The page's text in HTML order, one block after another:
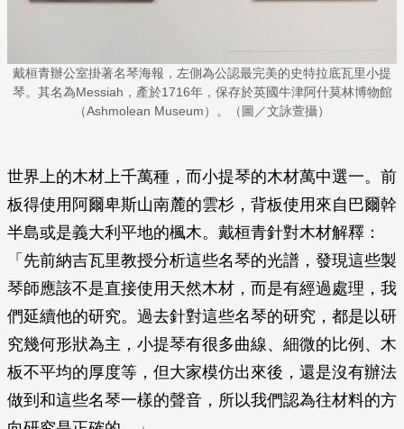
戴桓青辦公室掛著名琴海報，左側為公認最完美的史特拉底瓦里小提
琴。其名為Messiah，產於1716年，保存於英國牛津阿什莫林博物館
（Ashmolean Museum）。（圖／文詠萱攝）
世界上的木材上千萬種，而小提琴的木材萬中選一。前
板得使用阿爾卑斯山南麓的雲杉，背板使用來自巴爾幹
半島或是義大利平地的楓木。戴桓青針對木材解釋：
「先前納吉瓦里教授分析這些名琴的光譜，發現這些製
琴師應該不是直接使用天然木材，而是有經過處理，我
們延續他的研究。過去針對這些名琴的研究，都是以研
究幾何形狀為主，小提琴有很多曲線、細微的比例、木
板不平均的厚度等，但大家模仿出來後，還是沒有辦法
做到和這些名琴一樣的聲音，所以我們認為往材料的方